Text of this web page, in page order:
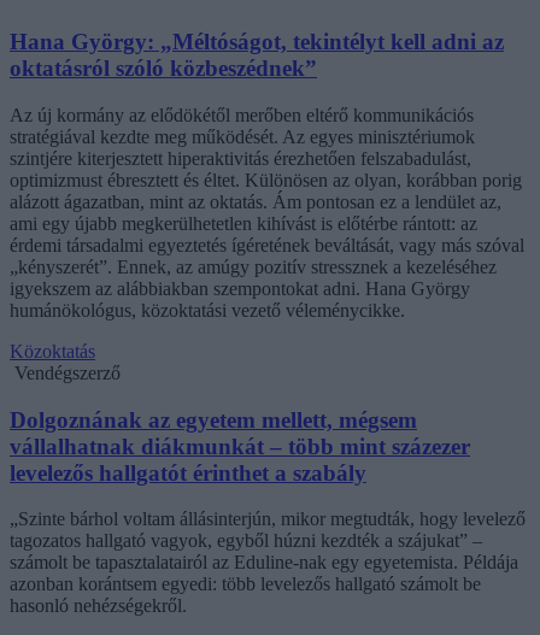
Hana György: „Méltóságot, tekintélyt kell adni az
oktatásról szóló közbeszédnek”
Az új kormány az elődökétől merőben eltérő kommunikációs
stratégiával kezdte meg működését. Az egyes minisztériumok
szintjére kiterjesztett hiperaktivitás érezhetően felszabadulást,
optimizmust ébresztett és éltet. Különösen az olyan, korábban porig
alázott ágazatban, mint az oktatás. Ám pontosan ez a lendület az,
ami egy újabb megkerülhetetlen kihívást is előtérbe rántott: az
érdemi társadalmi egyeztetés ígéretének beváltását, vagy más szóval
„kényszerét”. Ennek, az amúgy pozitív stressznek a kezeléséhez
igyekszem az alábbiakban szempontokat adni. Hana György
humánökológus, közoktatási vezető véleménycikke.
Közoktatás
Vendégszerző
Dolgoznának az egyetem mellett, mégsem
vállalhatnak diákmunkát – több mint százezer
levelezős hallgatót érinthet a szabály
„Szinte bárhol voltam állásinterjún, mikor megtudták, hogy levelező
tagozatos hallgató vagyok, egyből húzni kezdték a szájukat” –
számolt be tapasztalatairól az Eduline-nak egy egyetemista. Példája
azonban korántsem egyedi: több levelezős hallgató számolt be
hasonló nehézségekről.